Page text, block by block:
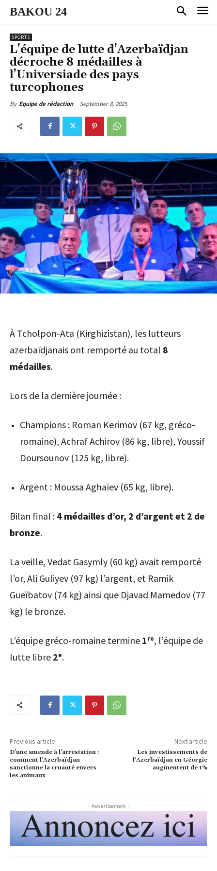
BAKOU 24
SPORTS
L’équipe de lutte d’Azerbaïdjan
décroche 8 médailles à
l’Universiade des pays
turcophones
By Equipe de rédaction September 8, 2025
À Tcholpon-Ata (Kirghizistan), les lutteurs
azerbaïdjanais ont remporté au total 8
médailles.
Lors de la dernière journée :
Champions : Roman Kerimov (67 kg, gréco-
romaine), Achraf Achirov (86 kg, libre), Youssif
Doursounov (125 kg, libre).
Argent : Moussa Aghaïev (65 kg, libre).
Bilan final : 4 médailles d’or, 2 d’argent et 2 de
bronze.
La veille, Vedat Gasymly (60 kg) avait remporté
l’or, Ali Guliyev (97 kg) l’argent, et Ramik
Gueïbatov (74 kg) ainsi que Djavad Mamedov (77
kg) le bronze.
L’équipe gréco-romaine termine 1ʳᵉ, l’équipe de
lutte libre 2ᵉ.
Previous article
D’une amende à l’arrestation :
comment l’Azerbaïdjan
sanctionne la cruauté envers
les animaux
Next article
Les investissements de
l’Azerbaïdjan en Géorgie
augmentent de 1%
- Advertisement -